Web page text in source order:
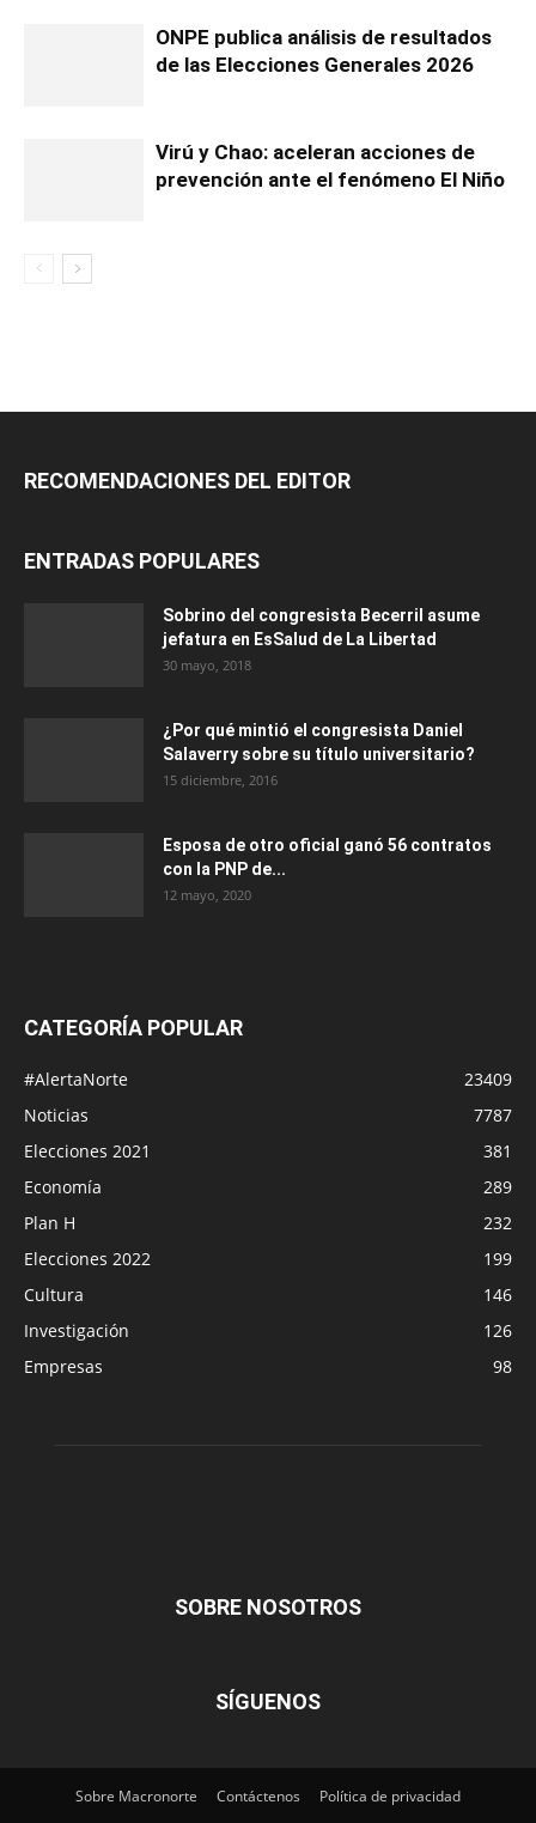
ONPE publica análisis de resultados
de las Elecciones Generales 2026
Virú y Chao: aceleran acciones de
prevención ante el fenómeno El Niño
RECOMENDACIONES DEL EDITOR
ENTRADAS POPULARES
Sobrino del congresista Becerril asume
jefatura en EsSalud de La Libertad
30 mayo, 2018
¿Por qué mintió el congresista Daniel
Salaverry sobre su título universitario?
15 diciembre, 2016
Esposa de otro oficial ganó 56 contratos
con la PNP de...
12 mayo, 2020
CATEGORÍA POPULAR
#AlertaNorte
23409
Noticias
7787
Elecciones 2021
381
Economía
289
Plan H
232
Elecciones 2022
199
Cultura
146
Investigación
126
Empresas
98
SOBRE NOSOTROS
SÍGUENOS
Sobre Macronorte Contáctenos Política de privacidad